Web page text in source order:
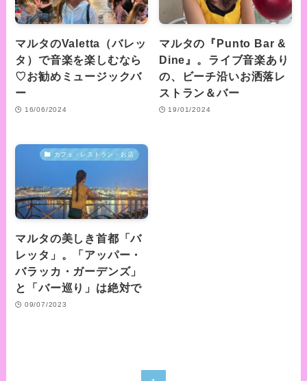
マルタのValetta（バレッ
タ）で音楽を楽しむなら
♡お勧めミュージックバ
ー
16/06/2024
マルタの『Punto Bar &
Dine』。ライブ音楽あり
の、ビーチ沿いお洒落レ
ストラン＆バー
19/01/2024
カフェ・レストラン・お店
マルタの美しき首都「バ
レッタ」。「アッパー・
バラッカ・ガーデンズ」
と「バー巡り」は絶対で
09/07/2023